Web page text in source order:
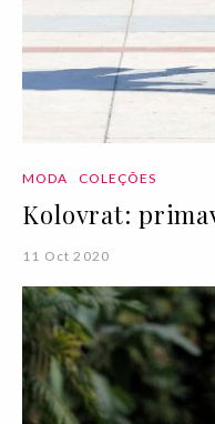
MODA COLEÇÕES
Kolovrat:
11 Oct 2020